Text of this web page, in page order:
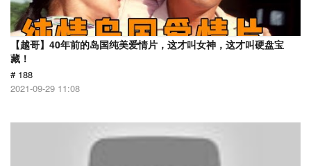
【越哥】40年前的岛国纯美爱情片，这才叫女神，这才叫硬盘宝
藏！
# 188
2021-09-29 11:08